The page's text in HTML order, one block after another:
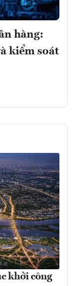
hàng:
kiểm soát
khởi công